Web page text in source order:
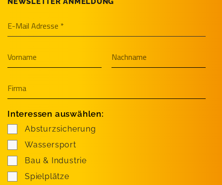
Interessen auswählen:
Absturzsicherung
Wassersport
Bau & Industrie
Spielplätze